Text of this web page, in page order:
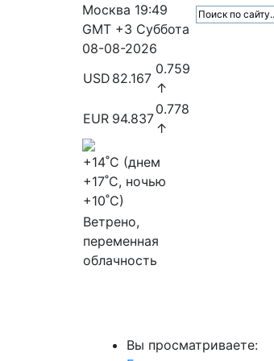
Москва 19:49
GMT +3 Суббота
08-08-2026
USD 82.167
0.759
↑
EUR 94.837
0.778
↑
+14˚C (днем
+17˚C, ночью
+10˚C)
Ветрено,
переменная
облачность
Вы просматриваете: